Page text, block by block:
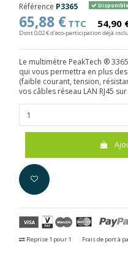
Référence P3365
65,88 € TTC 54,90
Dont 0,02 € d'eco-participation déjà
Le multimètre PeakTech ®
qui vous permettra en plus
(faible courant, tension,
vos câbles réseau LAN RJ45
Reprise 1 pour 1 Frais de port à